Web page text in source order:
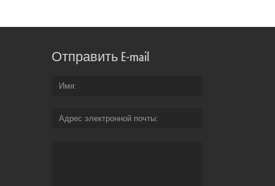
Отправить E-mail
Имя
Адрес электронной почты